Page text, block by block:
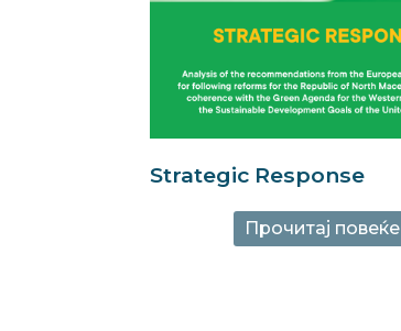
Strategic Response
Прочитај повеќе